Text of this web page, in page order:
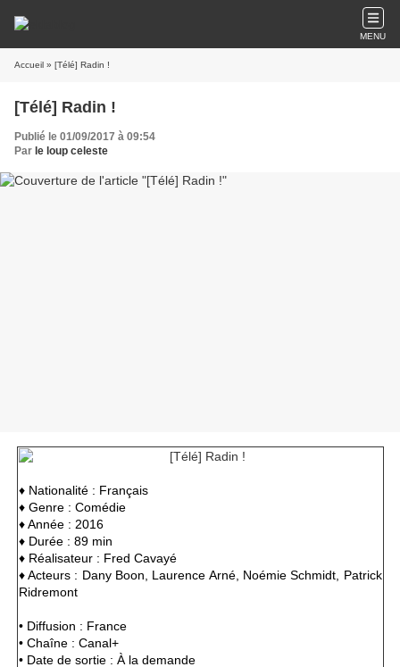
MENU
Accueil » [Télé] Radin !
[Télé] Radin !
Publié le 01/09/2017 à 09:54
Par le loup celeste
♦ Nationalité : Français
♦ Genre : Comédie
♦ Année : 2016
♦ Durée : 89 min
♦ Réalisateur : Fred Cavayé
♦ Acteurs : Dany Boon, Laurence Arné, Noémie Schmidt, Patrick
Ridremont
• Diffusion : France
• Chaîne : Canal+
• Date de sortie : À la demande